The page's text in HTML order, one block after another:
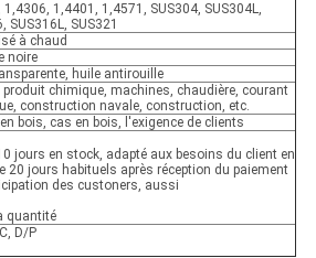
1,4306, 1,4401, 1,4571, SUS304, SUS304L,
SUS316L, SUS321
à chaud
noire
huile antirouille
produit chimique, machines, chaudière, courant
construction navale, construction, etc.
bois, cas en bois, l'exigence de clients
jours en stock, adapté aux besoins du client en
20 jours habituels après réception du paiement
des custoners, aussi
quantité
D/P